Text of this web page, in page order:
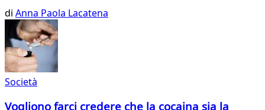
di Anna Paola Lacatena
Società
Vogliono farci credere che la cocaina sia la